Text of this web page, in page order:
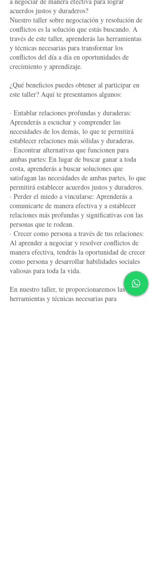
acuerdos justos y duraderos?
Nuestro taller sobre negociación y resolución de
conflictos es la solución que estás buscando. A
través de este taller, aprenderás las herramientas
y técnicas necesarias para transformar los
conflictos del día a día en oportunidades de
crecimiento y aprendizaje.
¿Qué beneficios puedes obtener al participar en
este taller? Aquí te presentamos algunos:
· Entablar relaciones profundas y duraderas:
Aprenderás a escuchar y comprender las
necesidades de los demás, lo que te permitirá
establecer relaciones más sólidas y duraderas.
· Encontrar alternativas que funcionen para
ambas partes: En lugar de buscar ganar a toda
costa, aprenderás a buscar soluciones que
satisfagan las necesidades de ambas partes, lo que
permitirá establecer acuerdos justos y duraderos.
· Perder el miedo a vincularse: Aprenderás a
comunicarte de manera efectiva y a establecer
relaciones más profundas y significativas con las
personas que te rodean.
· Crecer como persona a través de tus relaciones:
Al aprender a negociar y resolver conflictos de
manera efectiva, tendrás la oportunidad de crecer
como persona y desarrollar habilidades sociales
valiosas para toda la vida.
En nuestro taller, te proporcionaremos las
herramientas y técnicas necesarias para